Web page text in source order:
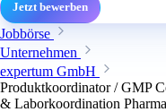
Jetzt bewerben
Jobbörse
Unternehmen
expertum GmbH
Produktkoordinator / GMP
& Laborkoordination Pharma